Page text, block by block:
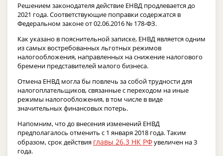
Решением законодателя действие ЕНВД продлевается до
2021 года. Соответствующие поправки содержатся в
Федеральном законе от 02.06.2016 № 178-ФЗ.
Как указано в пояснительной записке, ЕНВД является одним
из самых востребованных льготных режимов
налогообложения, направленных на снижение налогового
бремени представителей малого бизнеса.
Отмена ЕНВД могла бы повлечь за собой трудности для
налогоплательщиков, связанные с переходом на иные
режимы налогообложения, в том числе в виде
значительных финансовых потерь.
Напомним, что до внесения изменений ЕНВД
предполагалось отменить с 1 января 2018 года. Таким
образом, срок действия главы 26.3 НК РФувеличен на 3
года.